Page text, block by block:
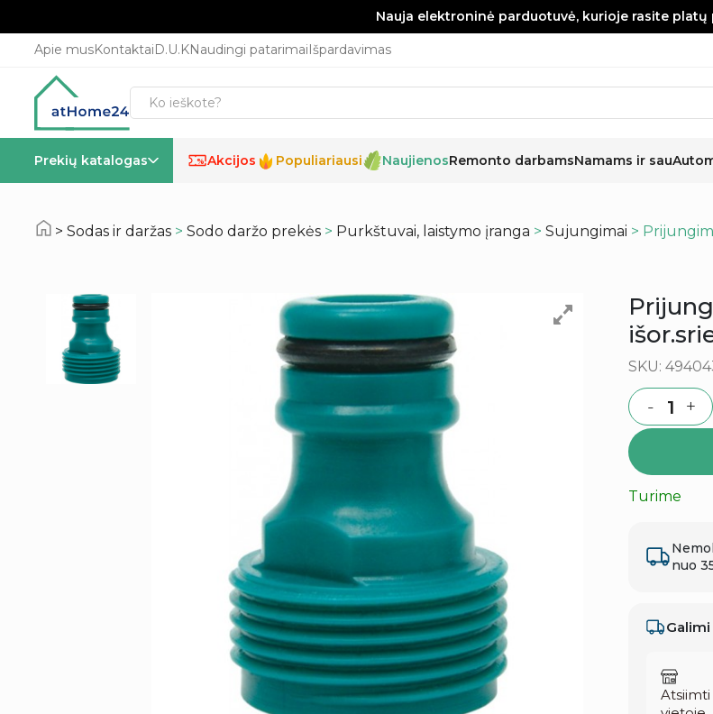
Nauja elektroninė parduotuvė, kurioje rasite
Apie musKontaktaiD.U.KNaudingi patarimaiIšpardavimas
Prekių katalogas % Akcijos Populiariausi NaujienosRemonto darbamsNamams ir sau
Sodas ir daržas >Sodo daržo prekės > Purkštuvai, laistymo įranga >Sujungimai >
SKU:
- +
Turime
nuo
Atsiimti